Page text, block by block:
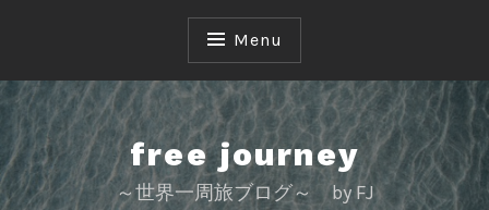
c
o
Menu
free journey
～世界一周旅ブログ～ by FJ